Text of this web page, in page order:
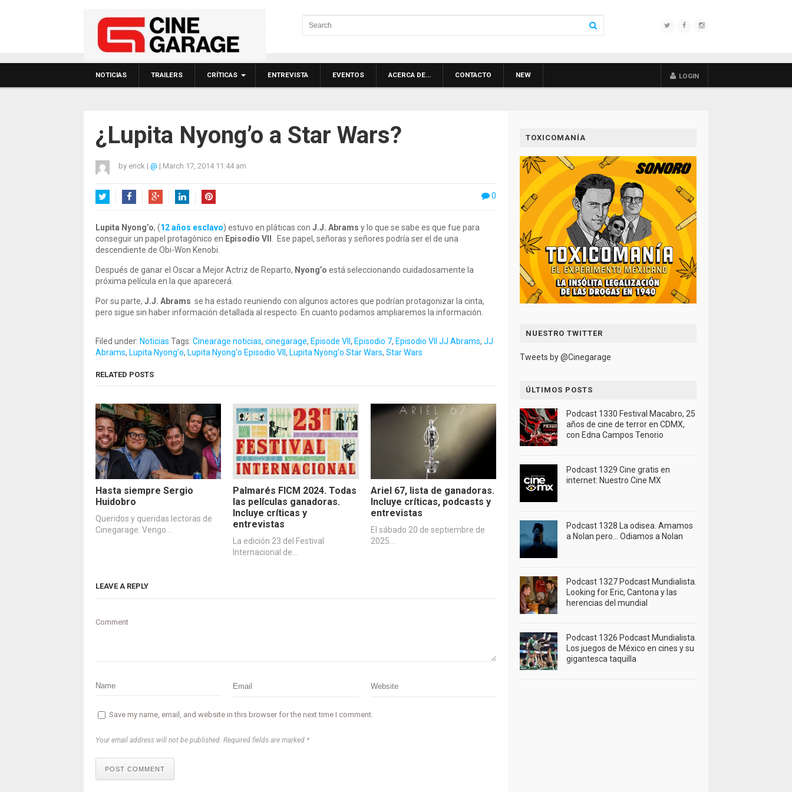
NOTICIAS TRAILERS CRÍTICAS ENTREVISTA EVENTOS ACERCA DE… CONTACTO NEW LOGIN
¿Lupita Nyong’o a Star Wars?
by erick | @ | March 17, 2014 11:44 am
0
Lupita Nyong’o, (12 años esclavo) estuvo en pláticas con J.J. Abrams y lo que se sabe es que fue para
conseguir un papel protagónico en Episodio VII
. Ese papel, señoras y señores podría ser el de una
descendiente de Obi-Won Kenobi.
Después de ganar el Oscar a Mejor Actriz de Reparto, Nyong’o está seleccionando cuidadosamente la
próxima película en la que aparecerá.
Por su parte, J.J. Abrams se ha estado reuniendo con algunos actores que podrían protagonizar la cinta,
pero sigue sin haber información detallada al respecto. En cuanto podamos ampliaremos la información.
Filed under: Noticias Tags: Cinearage noticias, cinegarage, Episode VII , Episodio 7, Episodio VII JJ Abrams, JJ
Abrams, Lupita Nyong'o, Lupita Nyong'o Episodio VII , Lupita Nyong'o Star Wars, Star Wars
RELATED POSTS
Hasta siempre Sergio
Huidobro
Queridos y queridas lectoras de
Cinegarage. Vengo…
Palmarés FICM 2024. Todas
las películas ganadoras.
Incluye críticas y
entrevistas
La edición 23 del Festival
Internacional de…
Ariel 67, lista de ganadoras.
Incluye críticas, podcasts y
entrevistas
El sábado 20 de septiembre de
2025…
LEAVE A REPLY
Comment
Save my name, email, and website in this browser for the next time I comment.
Your email address will not be published. Required fields are marked *
POST COMMENT
TOXICOMANÍA
NUESTRO TWITTER
Tweets by @Cinegarage
ÚLTIMOS POSTS
Podcast 1330 Festival Macabro, 25
años de cine de terror en CDMX,
con Edna Campos Tenorio
Podcast 1329 Cine gratis en
internet: Nuestro Cine MX
Podcast 1328 La odisea. Amamos
a Nolan pero… Odiamos a Nolan
Podcast 1327 Podcast Mundialista.
Looking for Eric, Cantona y las
herencias del mundial
Podcast 1326 Podcast Mundialista.
Los juegos de México en cines y su
gigantesca taquilla